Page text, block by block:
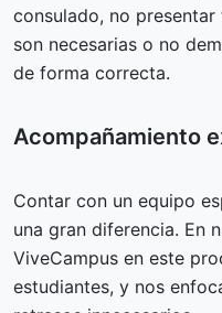
consulado, no
son necesarias o no
de forma correcta.
Acompañamiento
Contar con un equipo
una gran diferencia. En
ViveCampus en este
estudiantes, y nos